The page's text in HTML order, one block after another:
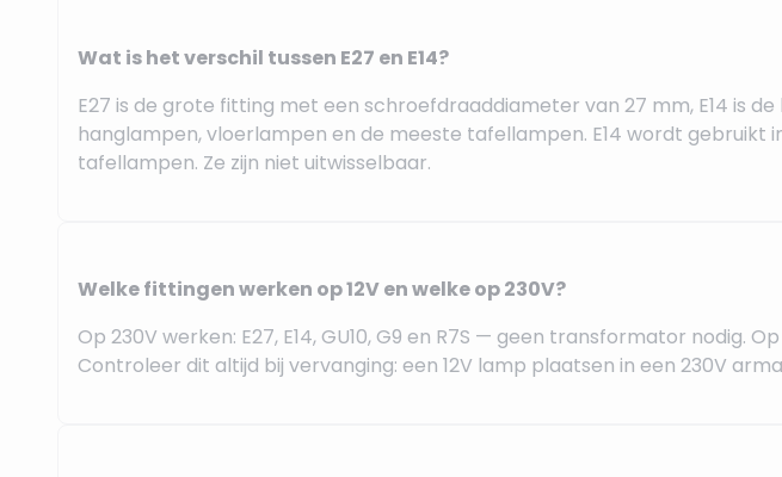
Wat is het verschil tussen E27 en E14?
E27 is de grote fitting met een schroefdraaddiameter van 27 mm, E14 is
hanglampen, vloerlampen en de meeste tafellampen. E14 wordt
tafellampen. Ze zijn niet uitwisselbaar.
Welke fittingen werken op 12V en welke op 230V?
Op 230V werken: E27, E14, GU10, G9 en R7S — geen transformator nodig.
Controleer dit altijd bij vervanging: een 12V lamp plaatsen in een 230V